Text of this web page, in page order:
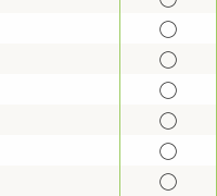
◯
◯
◯
◯
◯
◯